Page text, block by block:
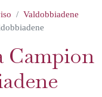
Valdobbiadene
Campion